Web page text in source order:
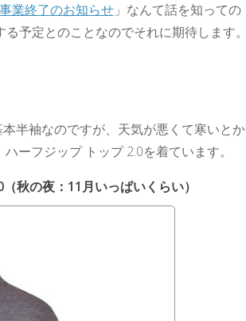
業終了のお知らせ」なんて話を知っての
予定とのことなのでそれに期待します。
半袖なのですが、天気が悪くて寒いとか
ーフジップ トップ 2.0を着ています。
秋の夜：11月いっぱいくらい）